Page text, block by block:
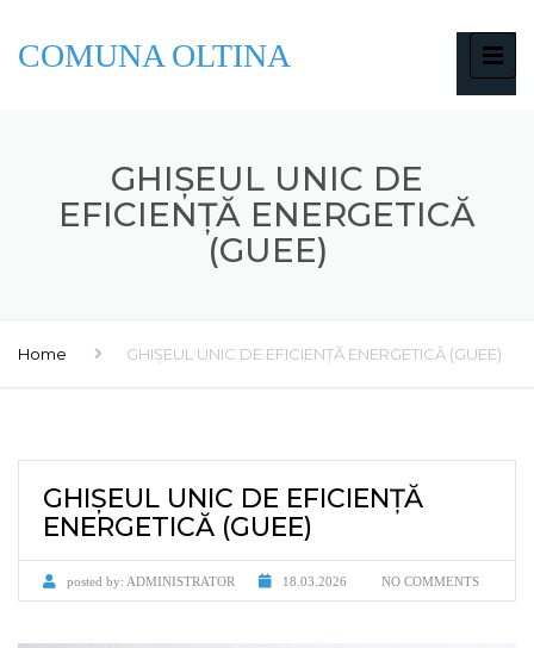
COMUNA OLTINA
GHIȘEUL UNIC DE
EFICIENȚĂ ENERGETICĂ
(GUEE)
Home GHIȘEUL UNIC DE EFICIENȚĂ ENERGETICĂ (GUEE)
GHIȘEUL UNIC DE EFICIENȚĂ
ENERGETICĂ (GUEE)
posted by: ADMINISTRATOR 18.03.2026 NO COMMENTS